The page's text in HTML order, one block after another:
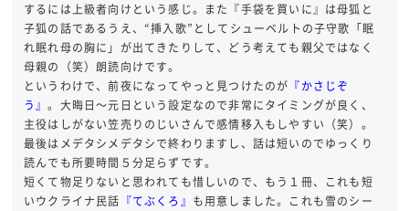
するには上級者向けという感じ。また『手袋を買いに』は母狐と
子狐の話であるうえ、“挿入歌”としてシューベルトの子守歌「眠
れ眠れ母の胸に」が出てきたりして、どう考えても親父ではなく
母親の（笑）朗読向けです。
というわけで、前夜になってやっと見つけたのが 『かさじぞ
う』。大晦日～元日という設定なので非常にタイミングが良く、
主役はしがない笠売りのじいさんで感情移入もしやすい（笑）。
最後はメデタシメデタシで終わりますし、話は短いのでゆっくり
読んでも所要時間５分足らずです。
短くて物足りないと思われても惜しいので、もう１冊、これも短
いウクライナ民話 『てぶくろ』 も用意しました。これも雪のシー